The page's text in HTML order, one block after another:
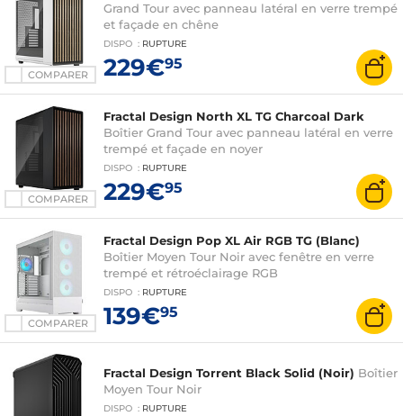
COMPARER
Grand Tour avec panneau latéral en verre trempé
et façade en chêne
DISPO : RUPTURE
229€95
COMPARER
Fractal Design North XL TG Charcoal Dark
Boîtier Grand Tour avec panneau latéral en verre
trempé et façade en noyer
DISPO : RUPTURE
229€95
COMPARER
Fractal Design Pop XL Air RGB TG (Blanc)
Boîtier Moyen Tour Noir avec fenêtre en verre
trempé et rétroéclairage RGB
DISPO : RUPTURE
139€95
Fractal Design Torrent Black Solid (Noir) Boîtier
Moyen Tour Noir
DISPO : RUPTURE